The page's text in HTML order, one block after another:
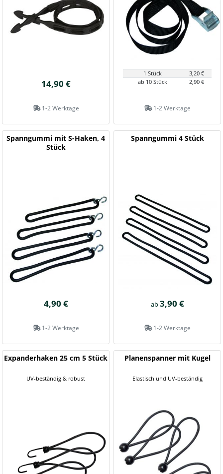
14,90 €
1-2 Werktage
1 Stück
3,20 €
ab 10 Stück
2,90 €
1-2 Werktage
Spanngummi mit S-Haken, 4
Stück
4,90 €
1-2 Werktage
Spanngummi 4 Stück
ab3,90 €
1-2 Werktage
Expanderhaken 25 cm 5 Stück
UV-beständig & robust
Planenspanner mit Kugel
Elastisch und UV-beständig